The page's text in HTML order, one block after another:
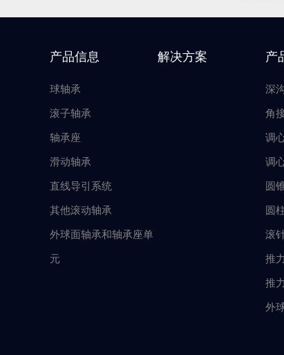
产品信息
球轴承
滚子轴承
轴承座
滑动轴承
直线导引系统
其他滚动轴承
外球面轴承和轴承座单
元
解决方案 产
深
角
调
调
圆
圆
滚
推
推
外